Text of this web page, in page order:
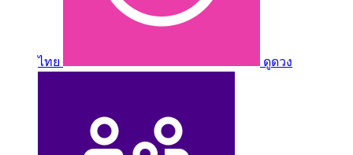
ไทย ดูดวง